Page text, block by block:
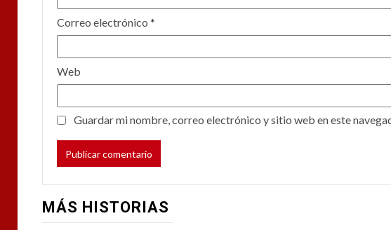
Correo electrónico *
Web
Guardar mi nombre, correo electrónico y sitio web en este
MÁS HISTORIAS